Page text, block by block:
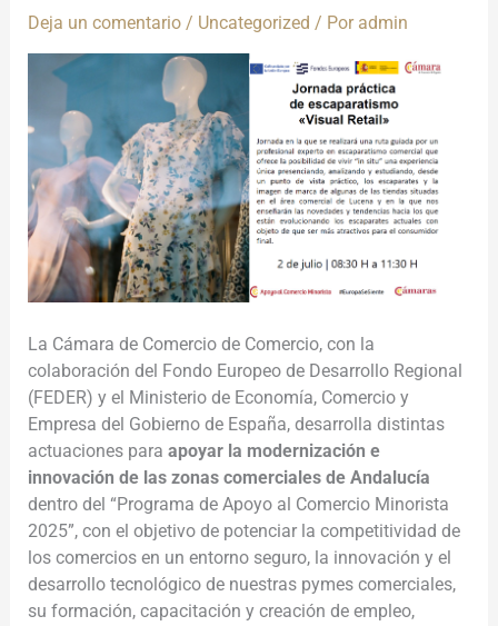
Deja un comentario / Uncategorized / Por admin
La Cámara de Comercio de Comercio, con la
colaboración del Fondo Europeo de Desarrollo Regional
(FEDER) y el Ministerio de Economía, Comercio y
Empresa del Gobierno de España, desarrolla distintas
actuaciones para apoyar la modernización e
innovación de las zonas comerciales de Andalucía
dentro del “Programa de Apoyo al Comercio Minorista
2025”, con el objetivo de potenciar la competitividad de
los comercios en un entorno seguro, la innovación y el
desarrollo tecnológico de nuestras pymes comerciales,
su formación, capacitación y creación de empleo,